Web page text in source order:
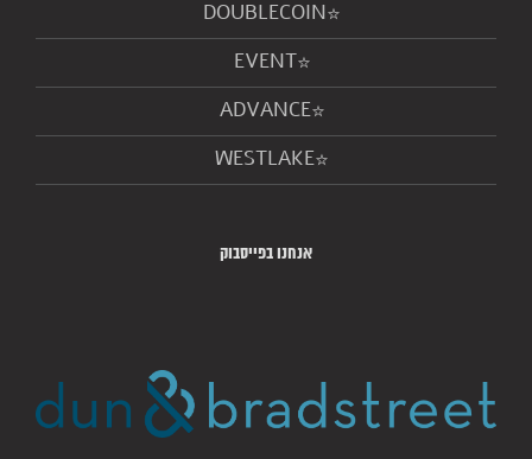
DOUBLECOIN
EVENT
ADVANCE
WESTLAKE
אנחנו בפייסבוק